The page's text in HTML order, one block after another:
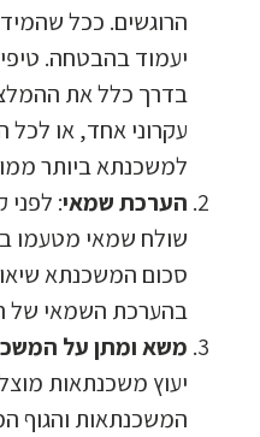
הרוגשים. ככל שהמידע
יעמוד בהבטחה.
בדרך כלל את
עקרוני אחד, או לכל
למשכנתא ביותר
הערכת שמאי: לפני
שולח שמאי מטעמו
סכום המשכנתא
בהערכת השמאי של
משא ומתן על
יעוץ משכנתאות מוצלח
המשכנתאות והגוף